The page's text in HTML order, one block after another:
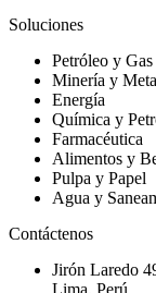
Soluciones
Petróleo y Gas
Minería y
Energía
Química y
Farmacéutica
Alimentos y
Pulpa y Papel
Agua y
Contáctenos
Jirón Laredo